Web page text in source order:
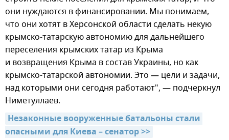
они нуждаются в финансировании. Мы понимаем,
что они хотят в Херсонской области сделать некую
крымско-татарскую автономию для дальнейшего
переселения крымских татар из Крыма
и возвращения Крыма в состав Украины, но как
крымско-татарской автономии. Это — цели и задачи,
над которыми они сегодня работают", — подчеркнул
Ниметуллаев.
Незаконные вооруженные батальоны стали
опасными для Киева – сенатор >>